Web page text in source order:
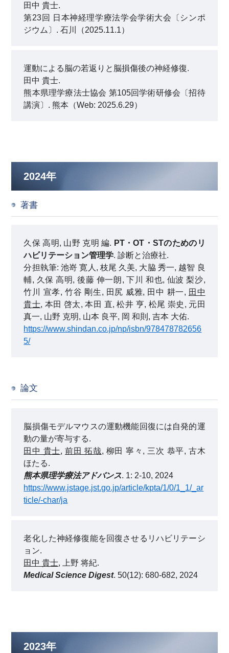
田中 貴士.
第23回 日本神経理学療法学会学術大会〔シンポ
ジウム〕. 石川（2025.11.1）
運動による脳の若返りと脳損傷後の神経修復.
田中 貴士.
熊本県理学療法士協会 第105回学術研修会〔招待
講演〕. 熊本（Web: 2025.6.29）
2024年
著書
久保 高明, 山野 克明 編. PT・OT・STのためのリ
ハビリテーション管理学. 診断と治療社.
分担執筆: 池嵜 寛人, 枝尾 久美, 大脇 秀一, 越智 良
輔, 久保 高明, 後藤 伸一朗, 下川 和也, 仙波 梨沙,
竹川 宣孝, 竹谷 剛生, 田尻 威雅, 田中 耕一, 田中
貴士, 本田 啓太, 本田 直, 松井 亨, 松尾 崇史, 元田
真一, 山野 克明, 山本 良平, 岡 和則, 吉本 大佑.
https://www.shindan.co.jp/np/isbn/978478782656
5/
論文
脳損傷モデルマウスの運動機能回復には自発的運
動の量が寄与する.
田中 貴士,前田 拓哉, 柳田 寧々, 三次 恭平, 古木
ほたる.
熊本県理学療法アドバンス. 1: 2-10, 2024
https://www.jstage.jst.go.jp/article/kpta/1/0/1_1/_ar
ticle/-char/ja
老化した神経修復能を回復させるリハビリテーシ
ョン.
田中 貴士, 上野 将紀.
Medical Science Digest. 50(12): 680-682, 2024
2023年